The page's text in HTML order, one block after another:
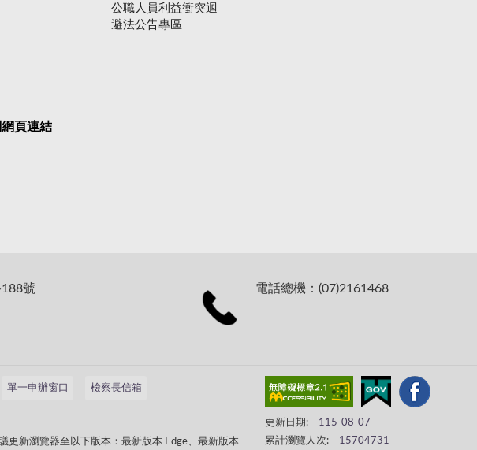
公職人員利益衝突迴
避法公告專區
頁連結
號 電話總機：(07)2161468
單一申辦窗口 檢察長信箱
更新瀏覽器至以下版本：最新版本 Edge、最新版本
更新日期:
115-08-07
累計瀏覽人次:
15704731